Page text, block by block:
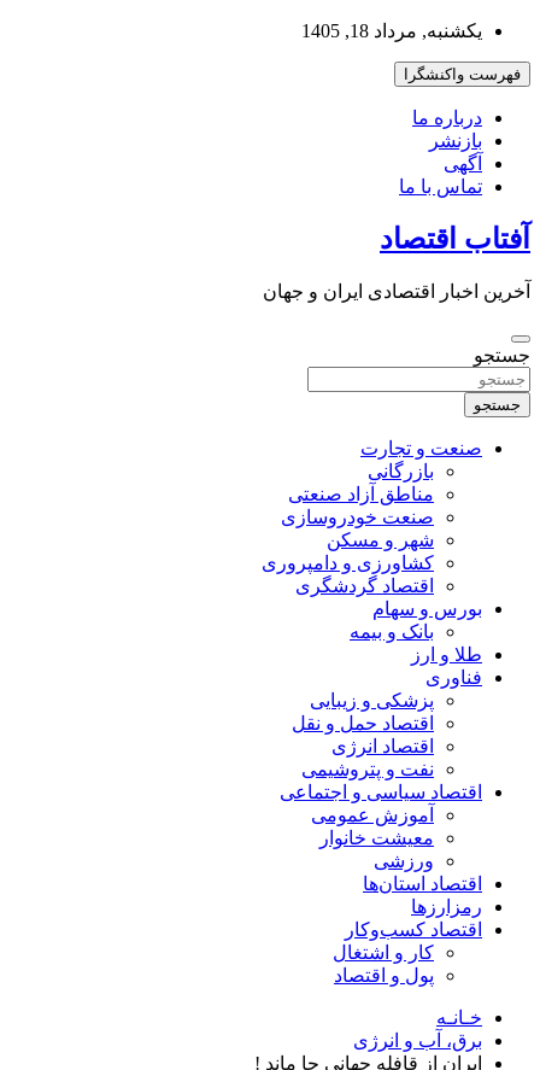
بروید
یکشنبه, مرداد 18, 1405
فهرست واکنشگرا
درباره ما
بازنشر
آگهی
تماس با ما
آفتاب اقتصاد
آخرین اخبار اقتصادی ایران و جهان
جستجو
جستجو
صنعت و تجارت
بازرگانی
مناطق آزاد صنعتی
صنعت خودروسازی
شهر و مسکن
کشاورزی و دامپروری
اقتصاد گردشگری
بورس و سهام
بانک و بیمه
طلا و ارز
فناوری
پزشکی و زیبایی
اقتصاد حمل و نقل
اقتصاد انرژی
نفت و پتروشیمی
اقتصاد سیاسی و اجتماعی
آموزش عمومی
معیشت خانوار
ورزشی
اقتصاد استان‌ها
رمزارزها
اقتصاد کسب‌و‌کار
کار و اشتغال
پول و اقتصاد
خـانـه
برق، آب و انرژی
ایران از قافله جهانی جا ماند !